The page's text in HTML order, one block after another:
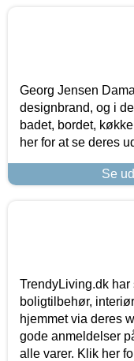
Georg Jensen
designbrand, og i
badet, bordet,
her for at se deres
Se
TrendyLiving.dk
boligtilbehør,
hjemmet via deres
gode anmeldelser
alle varer. Klik her